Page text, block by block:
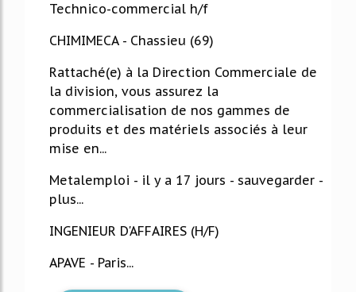
Technico-commercial h/f
CHIMIMECA - Chassieu (69)
Rattaché(e) à la Direction Commerciale de
la division, vous assurez la
commercialisation de nos gammes de
produits et des matériels associés à leur
mise en...
Metalemploi - il y a 17 jours - sauvegarder -
plus...
INGENIEUR D'AFFAIRES (H/F)
APAVE - Paris...